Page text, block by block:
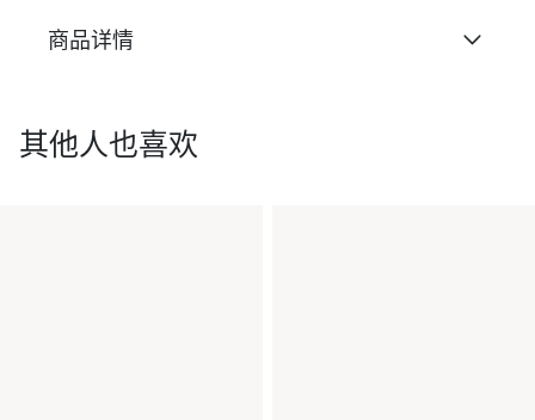
商品详情
其他人也喜欢